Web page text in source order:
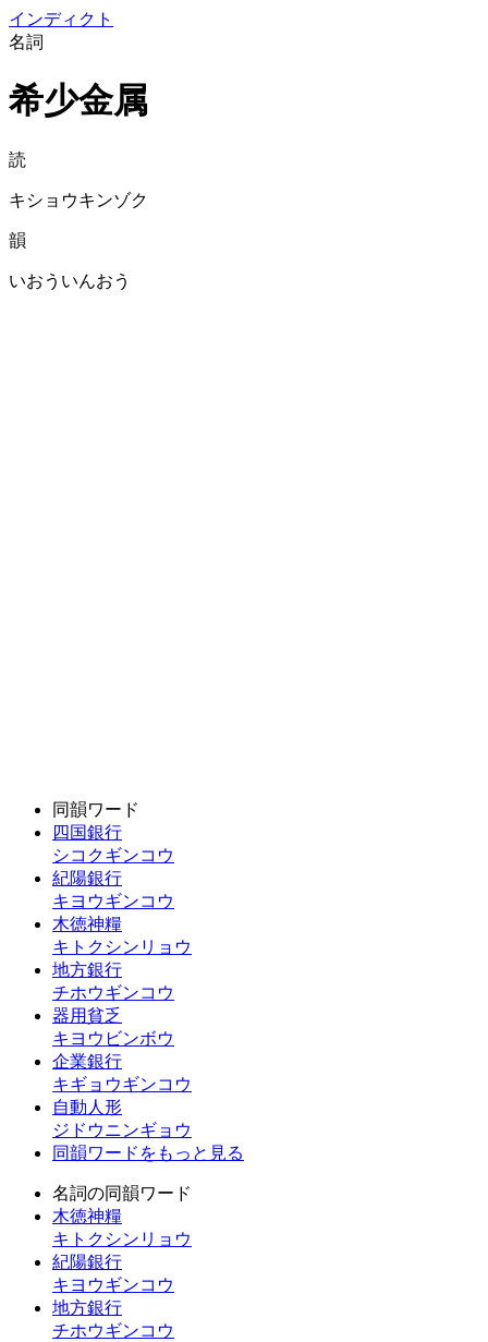
インディクト
名詞
希少金属
読
キショウキンゾク
韻
いおういんおう
同韻ワード
四国銀行
シコクギンコウ
紀陽銀行
キヨウギンコウ
木徳神糧
キトクシンリョウ
地方銀行
チホウギンコウ
器用貧乏
キヨウビンボウ
企業銀行
キギョウギンコウ
自動人形
ジドウニンギョウ
同韻ワードをもっと見る
名詞の同韻ワード
木徳神糧
キトクシンリョウ
紀陽銀行
キヨウギンコウ
地方銀行
チホウギンコウ